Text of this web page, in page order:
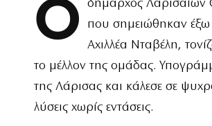
Ο
δήμαρχος Λαρισαίων
που σημειώθηκαν έξω
Αχιλλέα Νταβέλη,
το μέλλον της ομάδας.
της Λάρισας και κάλεσε σε
λύσεις χωρίς εντάσεις.